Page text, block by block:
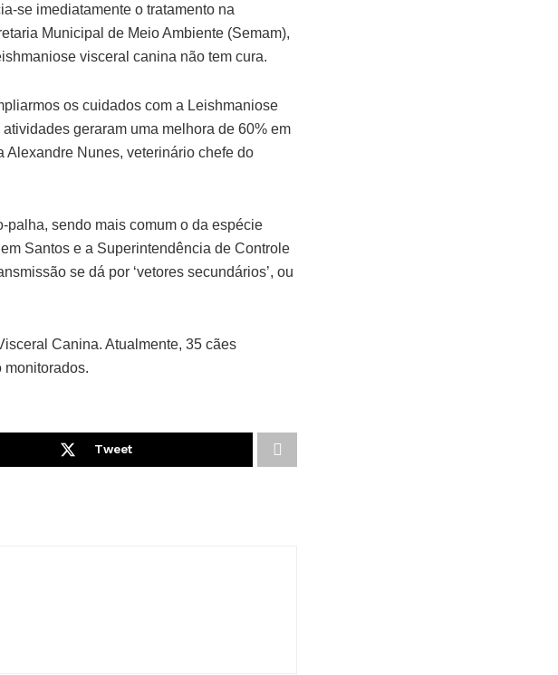
se imediatamente o tratamento na
Municipal de Meio Ambiente (Semam),
visceral canina não tem cura.
os cuidados com a Leishmaniose
geraram uma melhora de 60% em
Alexandre Nunes, veterinário chefe do
palha, sendo mais comum o da espécie
Santos e a Superintendência de Controle
se dá por ‘vetores secundários’, ou
Canina. Atualmente, 35 cães
monitorados.
Tweet